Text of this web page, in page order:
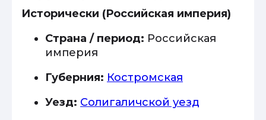
Исторически (Российская империя)
Страна / период: Российская
империя
Губерния: Костромская
Уезд: Солигаличской уезд